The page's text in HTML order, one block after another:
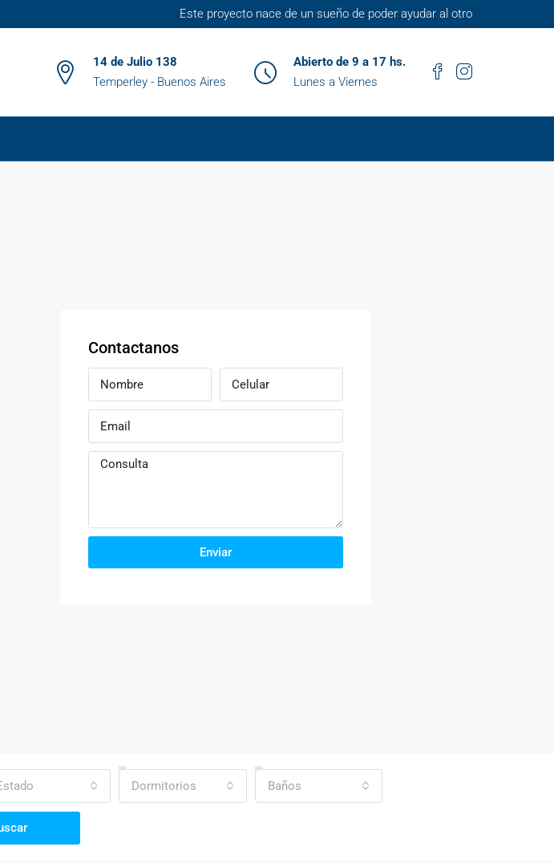
Este proyecto nace de un sueño de poder ayudar al otro
14 de Julio 138
Temperley - Buenos Aires
Abierto de 9 a 17 hs.
Lunes a Viernes
Contactanos
Enviar
Dormitorios Baños